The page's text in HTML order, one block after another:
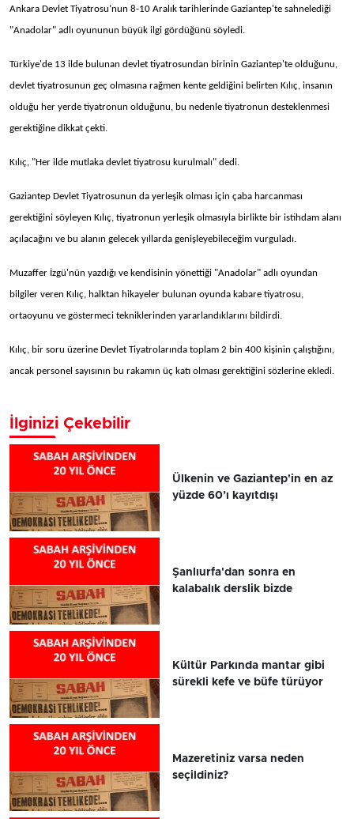
Ankara Devlet Tiyatrosu’nun 8-10 Aralık tarihlerinde Gaziantep'te sahnelediği
"Anadolar" adlı oyununun büyük ilgi gördüğünü söyledi.
Türkiye'de 13 ilde bulunan devlet tiyatrosundan birinin Gaziantep'te olduğunu,
devlet tiyatrosunun geç olmasına rağmen kente geldiğini belirten Kılıç, insanın
olduğu her yerde tiyatronun olduğunu, bu nedenle tiyatronun desteklenmesi
gerektiğine dikkat çekti.
Kılıç, "Her ilde mutlaka devlet tiyatrosu kurulmalı" dedi.
Gaziantep Devlet Tiyatrosunun da yerleşik olması için çaba harcanması
gerektiğini söyleyen Kılıç, tiyatronun yerleşik olmasıyla birlikte bir istihdam alanı
açılacağını ve bu alanın gelecek yıllarda genişleyebileceğim vurguladı.
Muzaffer İzgü'nün yazdığı ve kendisinin yönettiği "Anadolar" adlı oyundan
bilgiler veren Kılıç, halktan hikayeler bulunan oyunda kabare tiyatrosu,
ortaoyunu ve göstermeci tekniklerinden yararlandıklarını bildirdi.
Kılıç, bir soru üzerine Devlet Tiyatrolarında toplam 2 bin 400 kişinin çalıştığını,
ancak personel sayısının bu rakamın üç katı olması gerektiğini sözlerine ekledi.
İlginizi Çekebilir
Ülkenin ve Gaziantep'in en az
yüzde 60’ı kayıtdışı
Şanlıurfa'dan sonra en
kalabalık derslik bizde
Kültür Parkında mantar gibi
sürekli kefe ve büfe türüyor
Mazeretiniz varsa neden
seçildiniz?